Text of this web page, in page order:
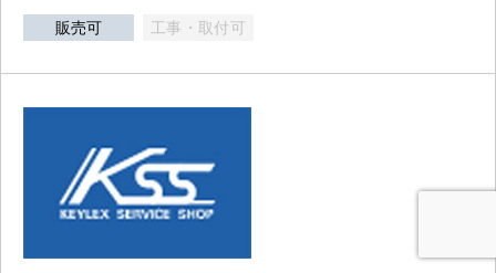
販売可 工事・取付可